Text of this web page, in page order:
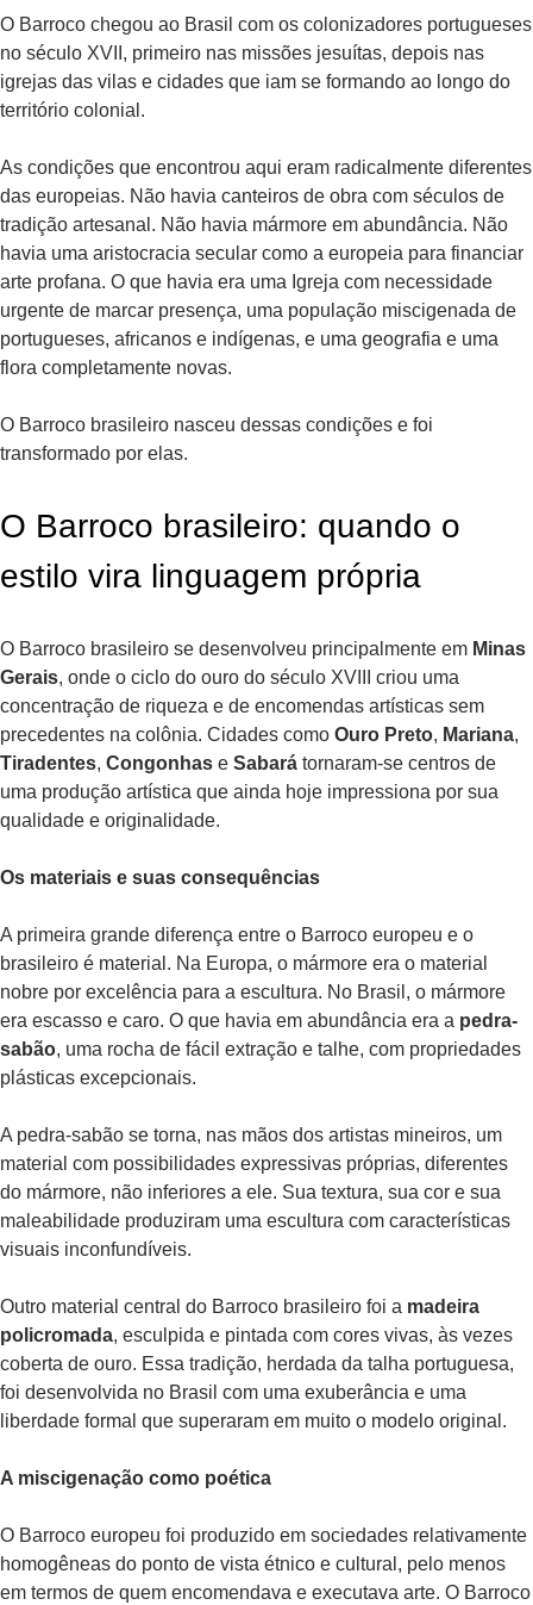
O Barroco chegou ao Brasil com os colonizadores portugueses
no século XVII, primeiro nas missões jesuítas, depois nas
igrejas das vilas e cidades que iam se formando ao longo do
território colonial.
As condições que encontrou aqui eram radicalmente diferentes
das europeias. Não havia canteiros de obra com séculos de
tradição artesanal. Não havia mármore em abundância. Não
havia uma aristocracia secular como a europeia para financiar
arte profana. O que havia era uma Igreja com necessidade
urgente de marcar presença, uma população miscigenada de
portugueses, africanos e indígenas, e uma geografia e uma
flora completamente novas.
O Barroco brasileiro nasceu dessas condições e foi
transformado por elas.
O Barroco brasileiro: quando o
estilo vira linguagem própria
O Barroco brasileiro se desenvolveu principalmente em Minas
Gerais, onde o ciclo do ouro do século XVIII criou uma
concentração de riqueza e de encomendas artísticas sem
precedentes na colônia. Cidades como Ouro Preto, Mariana,
Tiradentes, Congonhas e Sabará tornaram-se centros de
uma produção artística que ainda hoje impressiona por sua
qualidade e originalidade.
Os materiais e suas consequências
A primeira grande diferença entre o Barroco europeu e o
brasileiro é material. Na Europa, o mármore era o material
nobre por excelência para a escultura. No Brasil, o mármore
era escasso e caro. O que havia em abundância era a pedra-
sabão, uma rocha de fácil extração e talhe, com propriedades
plásticas excepcionais.
A pedra-sabão se torna, nas mãos dos artistas mineiros, um
material com possibilidades expressivas próprias, diferentes
do mármore, não inferiores a ele. Sua textura, sua cor e sua
maleabilidade produziram uma escultura com características
visuais inconfundíveis.
Outro material central do Barroco brasileiro foi a madeira
policromada, esculpida e pintada com cores vivas, às vezes
coberta de ouro. Essa tradição, herdada da talha portuguesa,
foi desenvolvida no Brasil com uma exuberância e uma
liberdade formal que superaram em muito o modelo original.
A miscigenação como poética
O Barroco europeu foi produzido em sociedades relativamente
homogêneas do ponto de vista étnico e cultural, pelo menos
em termos de quem encomendava e executava arte. O Barroco